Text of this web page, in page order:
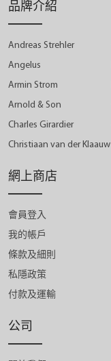
品牌介紹
Andreas Strehler
Angelus
Armin Strom
Arnold & Son
Charles Girardier
Christiaan van der Klaauw
網上商店
會員登入
我的帳戶
條款及細則
私隱政策
付款及運輸
公司